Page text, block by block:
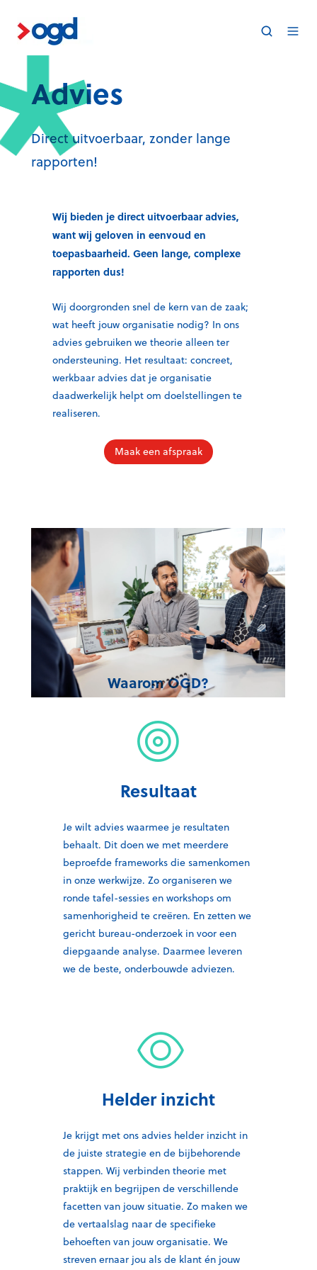
Advies
Direct uitvoerbaar, zonder lange
rapporten!
Wij bieden je direct uitvoerbaar advies,
want wij geloven in eenvoud en
toepasbaarheid. Geen lange, complexe
rapporten dus!
Wij doorgronden snel de kern van de zaak;
wat heeft jouw organisatie nodig? In ons
advies gebruiken we theorie alleen ter
ondersteuning. Het resultaat: concreet,
werkbaar advies dat je organisatie
daadwerkelijk helpt om doelstellingen te
realiseren.
Maak een afspraak
Waarom OGD?
Resultaat
Je wilt advies waarmee je resultaten
behaalt. Dit doen we met meerdere
beproefde frameworks die samenkomen
in onze werkwijze. Zo organiseren we
ronde tafel-sessies en workshops om
samenhorigheid te creëren. En zetten we
gericht bureau-onderzoek in voor een
diepgaande analyse. Daarmee leveren
we de beste, onderbouwde adviezen.
Helder inzicht
Je krijgt met ons advies helder inzicht in
de juiste strategie en de bijbehorende
stappen. Wij verbinden theorie met
praktijk en begrijpen de verschillende
facetten van jouw situatie. Zo maken we
de vertaalslag naar de specifieke
behoeften van jouw organisatie. We
streven ernaar jou als de klant én jouw